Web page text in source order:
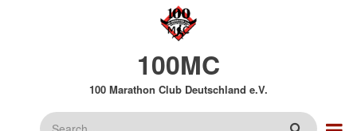
100MC
100 Marathon Club Deutschland e.V.
Suche